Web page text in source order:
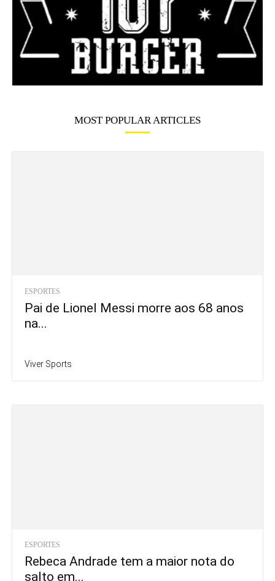
MOST POPULAR ARTICLES
ESPORTES
Pai de Lionel Messi morre aos 68 anos
na...
Viver Sports
ESPORTES
Rebeca Andrade tem a maior nota do
salto em...